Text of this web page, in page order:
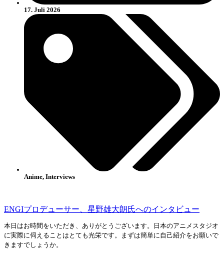
17. Juli 2026
Anime, Interviews
ENGIプロデューサー、星野雄大朗氏へのインタビュー
本日はお時間をいただき、ありがとうございます。日本のアニメスタジオ
に実際に伺えることはとても光栄です。まずは簡単に自己紹介をお願いで
きますでしょうか。